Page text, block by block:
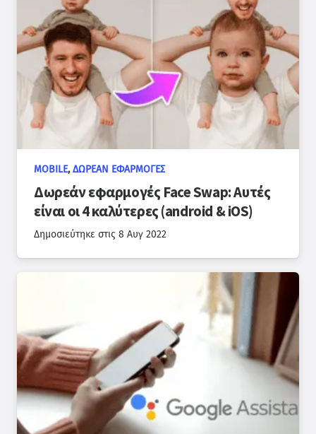
MOBILE,ΔΩΡΕΆΝ ΕΦΑΡΜΟΓΈΣ
Δωρεάν εφαρμογές Face Swap: Αυτές
είναι οι 4 καλύτερες (android & iOS)
Δημοσιεύτηκε στις 8 Αυγ 2022